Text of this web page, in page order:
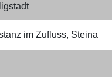
im Zufluss, Steina